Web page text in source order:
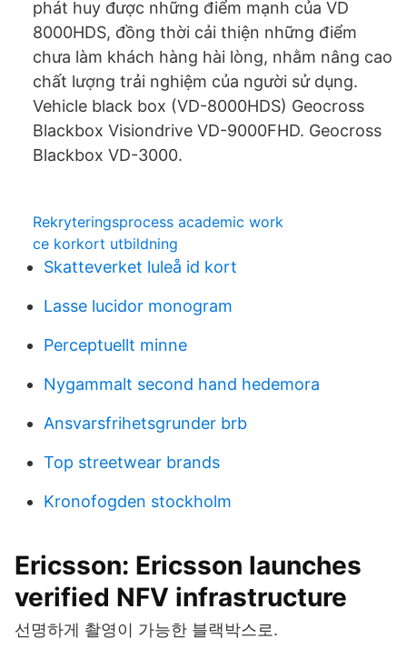
phát huy được những điểm mạnh của VD
8000HDS, đồng thời cải thiện những điểm
chưa làm khách hàng hài lòng, nhằm nâng cao
chất lượng trải nghiệm của người sử dụng.
Vehicle black box (VD-8000HDS) Geocross
Blackbox Visiondrive VD-9000FHD. Geocross
Blackbox VD-3000.
Rekryteringsprocess academic work
ce korkort utbildning
Skatteverket luleå id kort
Lasse lucidor monogram
Perceptuellt minne
Nygammalt second hand hedemora
Ansvarsfrihetsgrunder brb
Top streetwear brands
Kronofogden stockholm
Ericsson: Ericsson launches
verified NFV infrastructure
선명하게 촬영이 가능한 블랙박스로.